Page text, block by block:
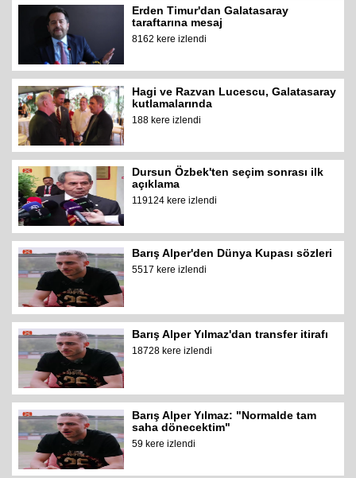
Erden Timur'dan Galatasaray
taraftarına mesaj
8162 kere izlendi
Hagi ve Razvan Lucescu, Galatasaray
kutlamalarında
188 kere izlendi
Dursun Özbek'ten seçim sonrası ilk
açıklama
119124 kere izlendi
Barış Alper'den Dünya Kupası sözleri
5517 kere izlendi
Barış Alper Yılmaz'dan transfer itirafı
18728 kere izlendi
Barış Alper Yılmaz: "Normalde tam
saha dönecektim"
59 kere izlendi